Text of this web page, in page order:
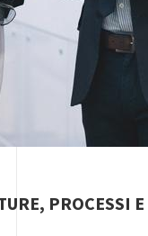
PROCESSI